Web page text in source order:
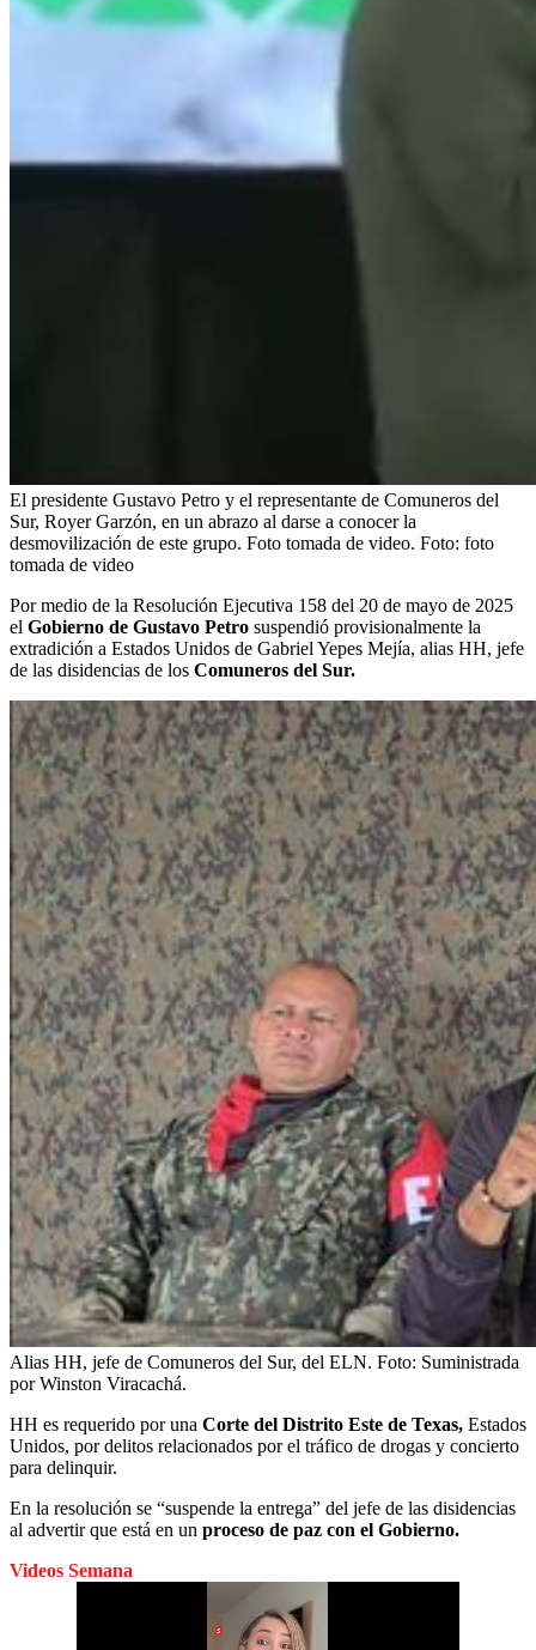
El presidente Gustavo Petro y el representante de Comuneros del
Sur, Royer Garzón, en un abrazo al darse a conocer la
desmovilización de este grupo. Foto tomada de video. Foto: foto
tomada de video
Por medio de la Resolución Ejecutiva 158 del 20 de mayo de 2025
el Gobierno de Gustavo Petro suspendió provisionalmente la
extradición a Estados Unidos de Gabriel Yepes Mejía, alias HH, jefe
de las disidencias de los Comuneros del Sur.
Alias HH, jefe de Comuneros del Sur, del ELN. Foto: Suministrada
por Winston Viracachá.
HH es requerido por una Corte del Distrito Este de Texas, Estados
Unidos, por delitos relacionados por el tráfico de drogas y concierto
para delinquir.
En la resolución se “suspende la entrega” del jefe de las disidencias
al advertir que está en un proceso de paz con el Gobierno.
Videos Semana